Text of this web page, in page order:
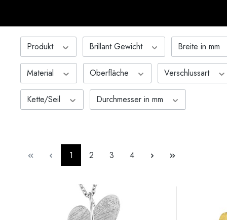
Produkt Brillant Gewicht Breite in mm
Material Oberfläche Verschlussart
Kette/Seil Durchmesser in mm
Seite
1 Seite
2 Seite
3 Seite
4